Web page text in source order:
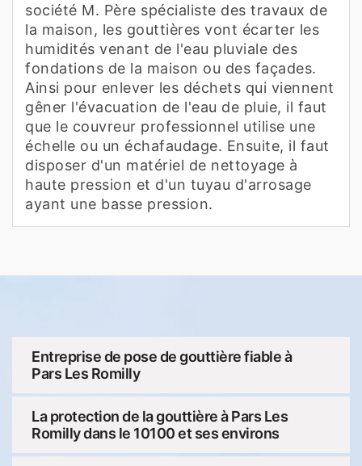
société M. Père spécialiste des travaux de
la maison, les gouttières vont écarter les
humidités venant de l'eau pluviale des
fondations de la maison ou des façades.
Ainsi pour enlever les déchets qui viennent
gêner l'évacuation de l'eau de pluie, il faut
que le couvreur professionnel utilise une
échelle ou un échafaudage. Ensuite, il faut
disposer d'un matériel de nettoyage à
haute pression et d'un tuyau d'arrosage
ayant une basse pression.
Entreprise de pose de gouttière fiable à
Pars Les Romilly
La protection de la gouttière à Pars Les
Romilly dans le 10100 et ses environs